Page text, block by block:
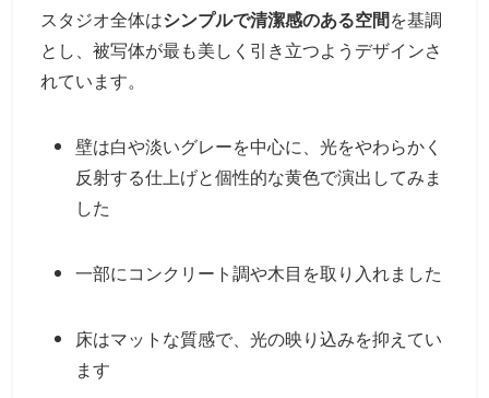
スタジオ全体はシンプルで清潔感のある空間を基調
とし、被写体が最も美しく引き立つようデザインさ
れています。
壁は白や淡いグレーを中心に、光をやわらかく
反射する仕上げと個性的な黄色で演出してみま
した
一部にコンクリート調や木目を取り入れました
床はマットな質感で、光の映り込みを抑えてい
ます